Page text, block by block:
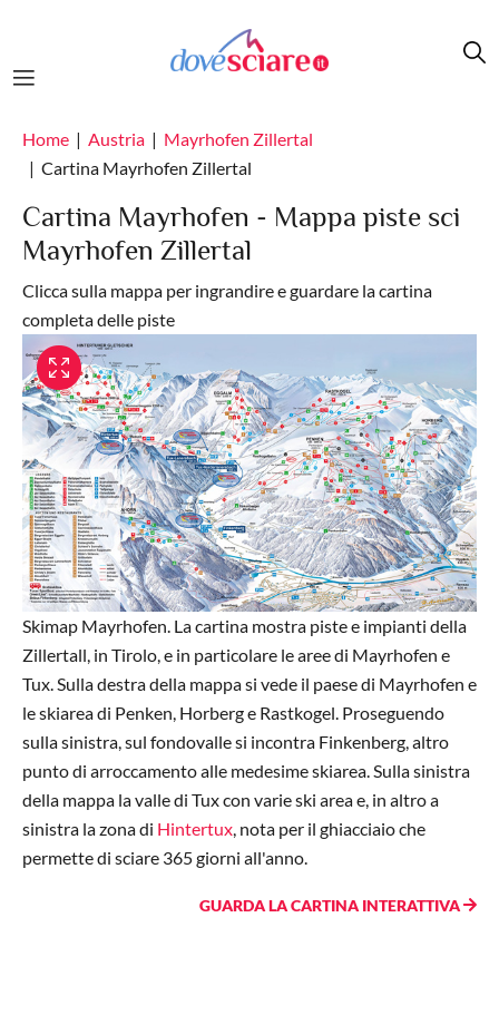
Home Austria
Mayrhofen Zillertal
Cartina Mayrhofen Zillertal
Cartina Mayrhofen - Mappa piste sci
Mayrhofen Zillertal
Clicca sulla mappa per ingrandire e guardare la cartina
completa delle piste
Skimap Mayrhofen. La cartina mostra piste e impianti della
Zillertall, in Tirolo, e in particolare le aree di Mayrhofen e
Tux. Sulla destra della mappa si vede il paese di Mayrhofen e
le skiarea di Penken, Horberg e Rastkogel. Proseguendo
sulla sinistra, sul fondovalle si incontra Finkenberg, altro
punto di arroccamento alle medesime skiarea. Sulla sinistra
della mappa la valle di Tux con varie ski area e, in altro a
sinistra la zona di Hintertux , nota per il ghiacciaio che
permette di sciare 365 giorni all'anno.
GUARDA LA CARTINA INTERATTIVA